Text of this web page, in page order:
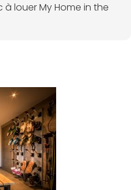
à louer My Home in the